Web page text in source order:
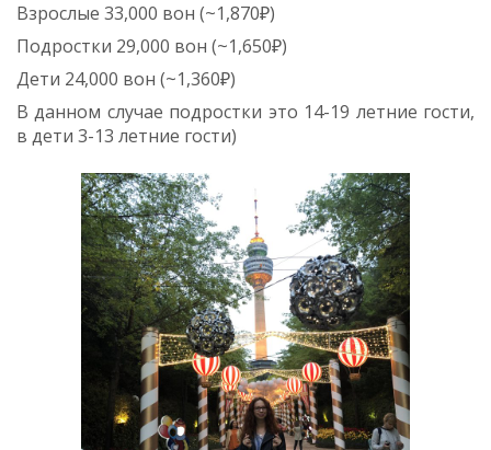
Взрослые 33,000 вон (~1,870₽)
Подростки 29,000 вон (~1,650₽)
Дети 24,000 вон (~1,360₽)
В данном случае подростки это 14-19 летние гости,
в дети 3-13 летние гости)